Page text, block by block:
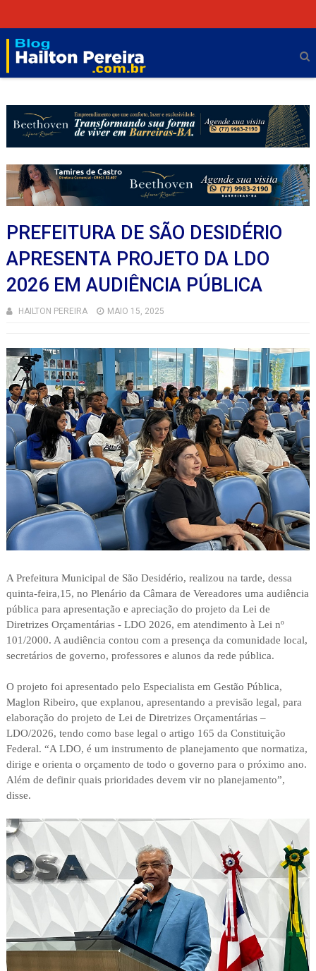
PREFEITURA DE SÃO DESIDÉRIO
APRESENTA PROJETO DA LDO
2026 EM AUDIÊNCIA PÚBLICA
HAILTON PEREIRA MAIO 15, 2025
A Prefeitura Municipal de São Desidério, realizou na tarde, dessa
quinta-feira,15, no Plenário da Câmara de Vereadores uma audiência
pública para apresentação e apreciação do projeto da Lei de
Diretrizes Orçamentárias - LDO 2026, em atendimento à Lei nº
101/2000. A audiência contou com a presença da comunidade local,
secretários de governo, professores e alunos da rede pública.
O projeto foi apresentado pelo Especialista em Gestão Pública,
Maglon Ribeiro, que explanou, apresentando a previsão legal, para
elaboração do projeto de Lei de Diretrizes Orçamentárias –
LDO/2026, tendo como base legal o artigo 165 da Constituição
Federal. “A LDO, é um instrumento de planejamento que normatiza,
dirige e orienta o orçamento de todo o governo para o próximo ano.
Além de definir quais prioridades devem vir no planejamento”,
disse.